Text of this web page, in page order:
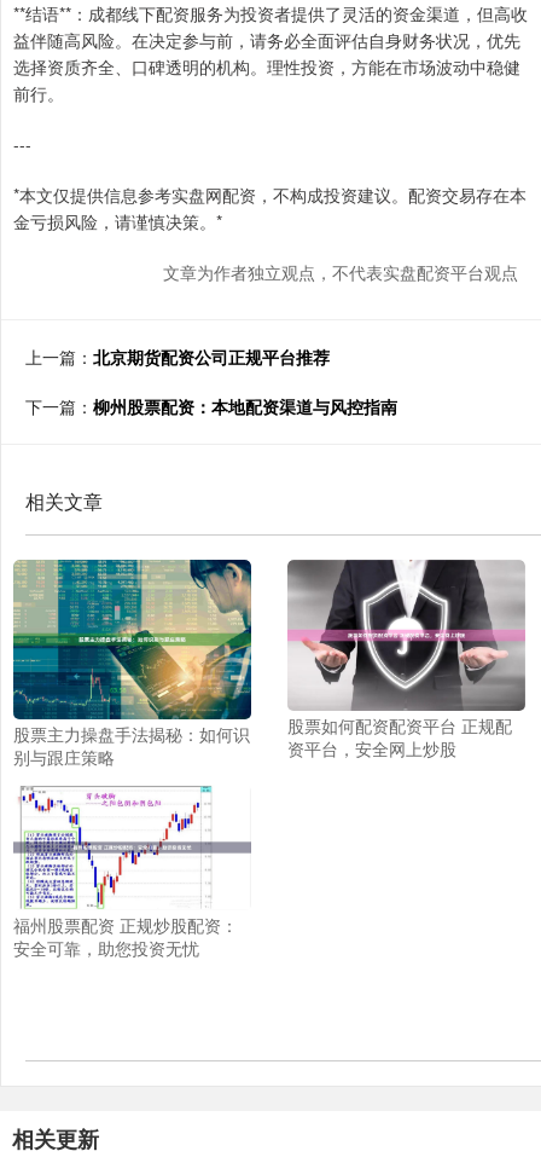
**结语**：成都线下配资服务为投资者提供了灵活的资金渠道，但高收
益伴随高风险。在决定参与前，请务必全面评估自身财务状况，优先
选择资质齐全、口碑透明的机构。理性投资，方能在市场波动中稳健
前行。
---
*本文仅提供信息参考实盘网配资，不构成投资建议。配资交易存在本
金亏损风险，请谨慎决策。*
文章为作者独立观点，不代表实盘配资平台观点
上一篇： 北京期货配资公司正规平台推荐
下一篇： 柳州股票配资：本地配资渠道与风控指南
相关文章
股票主力操盘手法揭秘：如何识
别与跟庄策略
股票如何配资配资平台 正规配
资平台，安全网上炒股
福州股票配资 正规炒股配资：
安全可靠，助您投资无忧
相关更新